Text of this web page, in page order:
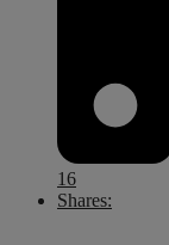
16
Shares: